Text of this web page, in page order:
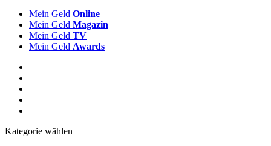
Mein Geld Online
Mein Geld Magazin
Mein Geld TV
Mein Geld Awards
Kategorie wählen